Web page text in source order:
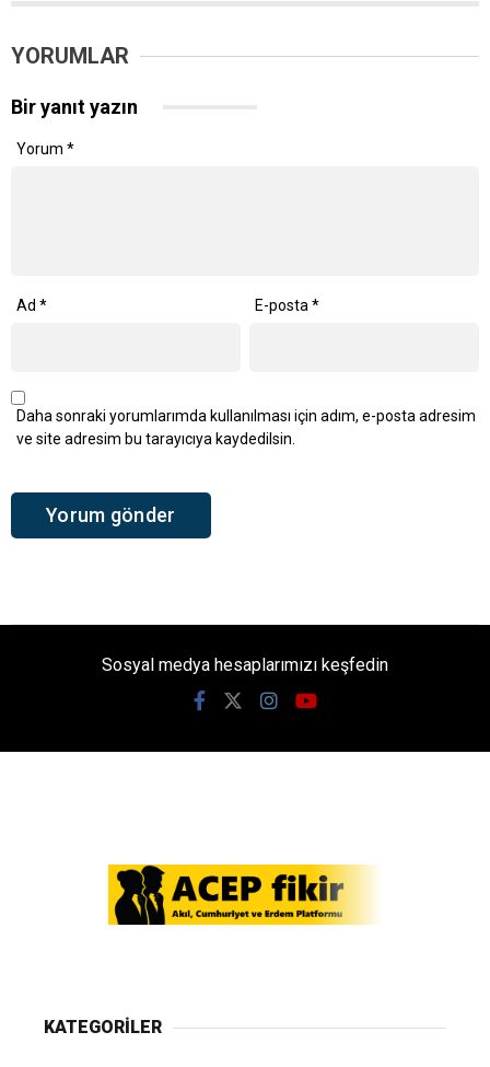
YORUMLAR
Bir yanıt yazın
Yorum *
Ad * E-posta*
Daha sonraki yorumlarımda kullanılması için adım, e-posta adresim
ve site adresim bu tarayıcıya kaydedilsin.
Sosyal medya hesaplarımızı keşfedin
KATEGORİLER